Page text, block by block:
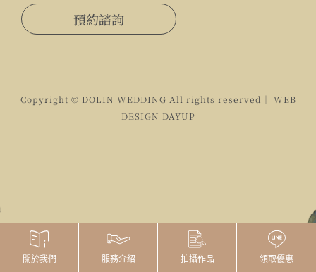
預約諮詢
Copyright © DOLIN WEDDING All rights reserved｜ WEB
DESIGN DAYUP
關於我們 服務介紹 拍攝作品 領取優惠